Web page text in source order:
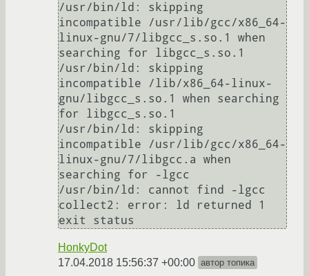
/usr/bin/ld: skipping
incompatible /usr/lib/gcc/x86_64-
linux-gnu/7/libgcc_s.so.1 when
searching for libgcc_s.so.1
/usr/bin/ld: skipping
incompatible /lib/x86_64-linux-
gnu/libgcc_s.so.1 when searching
for libgcc_s.so.1
/usr/bin/ld: skipping
incompatible /usr/lib/gcc/x86_64-
linux-gnu/7/libgcc.a when
searching for -lgcc
/usr/bin/ld: cannot find -lgcc
collect2: error: ld returned 1
HonkyDot
17.04.2018 15:56:37 +00:00 автор топика